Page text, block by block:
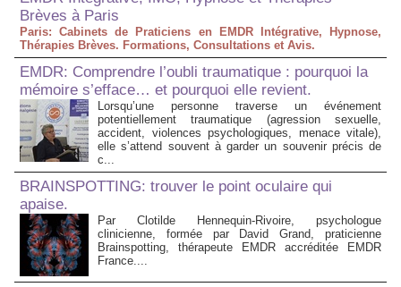
Brèves à Paris
Paris: Cabinets de Praticiens en EMDR Intégrative, Hypnose,
Thérapies Brèves. Formations, Consultations et Avis.
EMDR: Comprendre l’oubli traumatique : pourquoi la
mémoire s’efface… et pourquoi elle revient.
Lorsqu’une personne traverse un événement
potentiellement traumatique (agression sexuelle,
accident, violences psychologiques, menace vitale),
elle s’attend souvent à garder un souvenir précis de
c...
BRAINSPOTTING: trouver le point oculaire qui
apaise.
Par Clotilde Hennequin-Rivoire, psychologue
clinicienne, formée par David Grand, praticienne
Brainspotting, thérapeute EMDR accréditée EMDR
France....